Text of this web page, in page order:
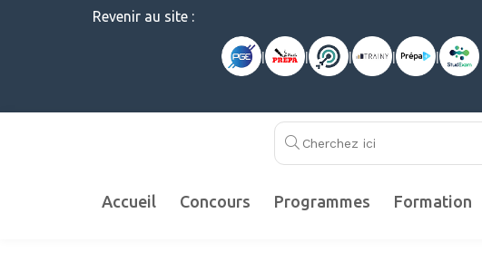
Revenir au site :
| | | | |
Accueil Concours Programmes Formation